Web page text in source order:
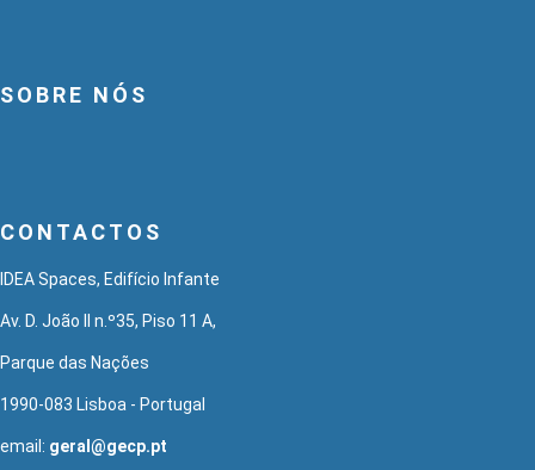
SOBRE NÓS
CONTACTOS
IDEA Spaces, Edifício Infante
Av. D. João II n.º35, Piso 11 A,
Parque das Nações
1990-083 Lisboa - Portugal
email: geral@gecp.pt